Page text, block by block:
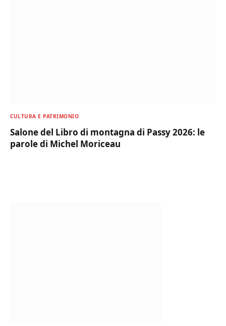
CULTURA E PATRIMONIO
Salone del Libro di montagna di Passy 2026: le
parole di Michel Moriceau